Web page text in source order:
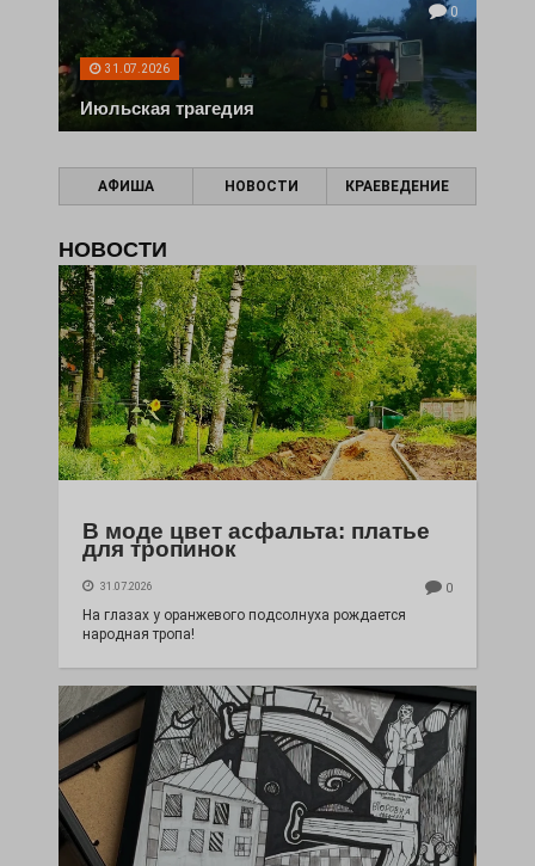
0
31.07.2026
Июльская трагедия
АФИША НОВОСТИ КРАЕВЕДЕНИЕ
НОВОСТИ
В моде цвет асфальта: платье
для тропинок
31.07.2026 0
На глазах у оранжевого подсолнуха рождается
народная тропа!